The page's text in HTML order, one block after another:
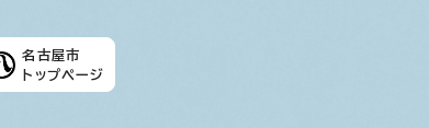
名古屋市
トップページ